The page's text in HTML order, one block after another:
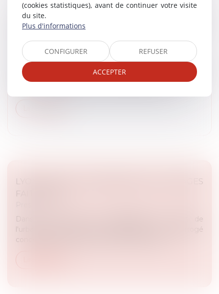
LYON : LES RIVERAINS DE LA FRICHE
NEXANS INQUIETS DE LA HAUTEUR DES
TOURS PRÉVUES
Presse
Dans le cadre de sa compétence en droit de
l'urbanisme, Maître Rémy DANDAN a été interrogé
LYON: UN FUTUR IMMEUBLE DE 15 ÉTAGES
FAIT DÉBAT
Dans le cadre de sa compétence en droit de
l'urbanisme, Maître Rémy DANDAN a été interrogé
concernant la rénovation de la friche Nexans...
(cookies statistiques), avant de continuer votre visite
du site.
Plus d'informations
CONFIGURER REFUSER
ACCEPTER